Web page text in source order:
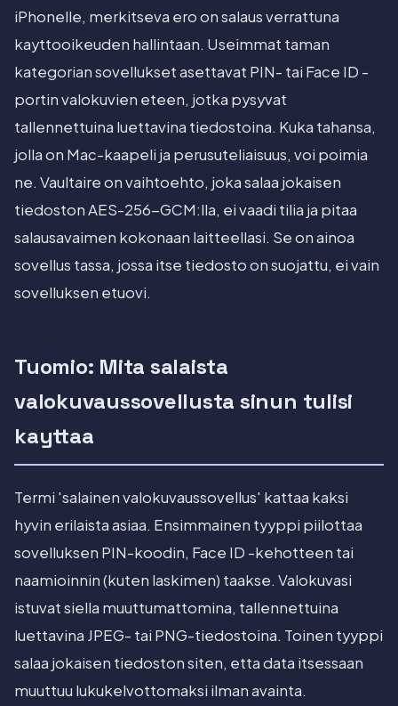
iPhonelle, merkitseva ero on salaus verrattuna
kayttooikeuden hallintaan. Useimmat taman
kategorian sovellukset asettavat PIN- tai Face ID -
portin valokuvien eteen, jotka pysyvat
tallennettuina luettavina tiedostoina. Kuka tahansa,
jolla on Mac-kaapeli ja perusuteliaisuus, voi poimia
ne. Vaultaire on vaihtoehto, joka salaa jokaisen
tiedoston AES-256-GCM:lla, ei vaadi tilia ja pitaa
salausavaimen kokonaan laitteellasi. Se on ainoa
sovellus tassa, jossa itse tiedosto on suojattu, ei vain
sovelluksen etuovi.
Tuomio: Mita salaista
valokuvaussovellusta sinun tulisi
kayttaa
Termi 'salainen valokuvaussovellus' kattaa kaksi
hyvin erilaista asiaa. Ensimmainen tyyppi piilottaa
sovelluksen PIN-koodin, Face ID -kehotteen tai
naamioinnin (kuten laskimen) taakse. Valokuvasi
istuvat siella muuttumattomina, tallennettuina
luettavina JPEG- tai PNG-tiedostoina. Toinen tyyppi
salaa jokaisen tiedoston siten, etta data itsessaan
muuttuu lukukelvottomaksi ilman avainta.